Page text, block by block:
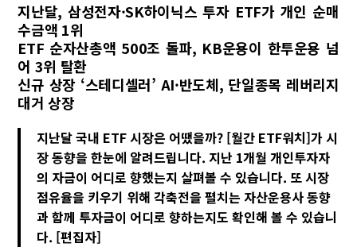
지난달, 삼성전자·SK하이닉스 투자 ETF가 개인 순매
수금액 1위
ETF 순자산총액 500조 돌파, KB운용이 한투운용 넘
어 3위 탈환
신규 상장 ‘스테디셀러’ AI·반도체, 단일종목 레버리지
대거 상장
지난달 국내 ETF 시장은 어땠을까? [월간 ETF워치]가 시
장 동향을 한눈에 알려드립니다. 지난 1개월 개인투자자
의 자금이 어디로 향했는지 살펴볼 수 있습니다. 또 시장
점유율을 키우기 위해 각축전을 펼치는 자산운용사 동향
과 함께 투자금이 어디로 향하는지도 확인해 볼 수 있습니
다. [편집자]